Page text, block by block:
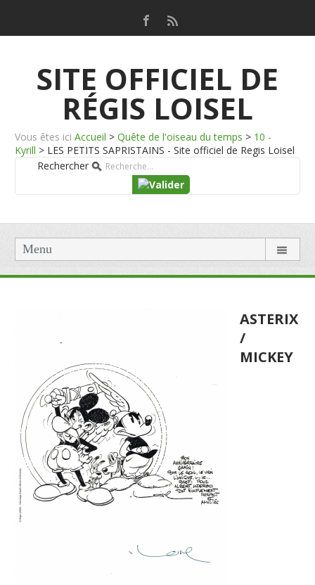
SITE OFFICIEL DE
RÉGIS LOISEL
Vous êtes ici Accueil > Quête de l'oiseau du temps > 10 -
Kyrill > LES PETITS SAPRISTAINS - Site officiel de Regis Loisel
Rechercher
Menu
ASTERIX
/
MICKEY